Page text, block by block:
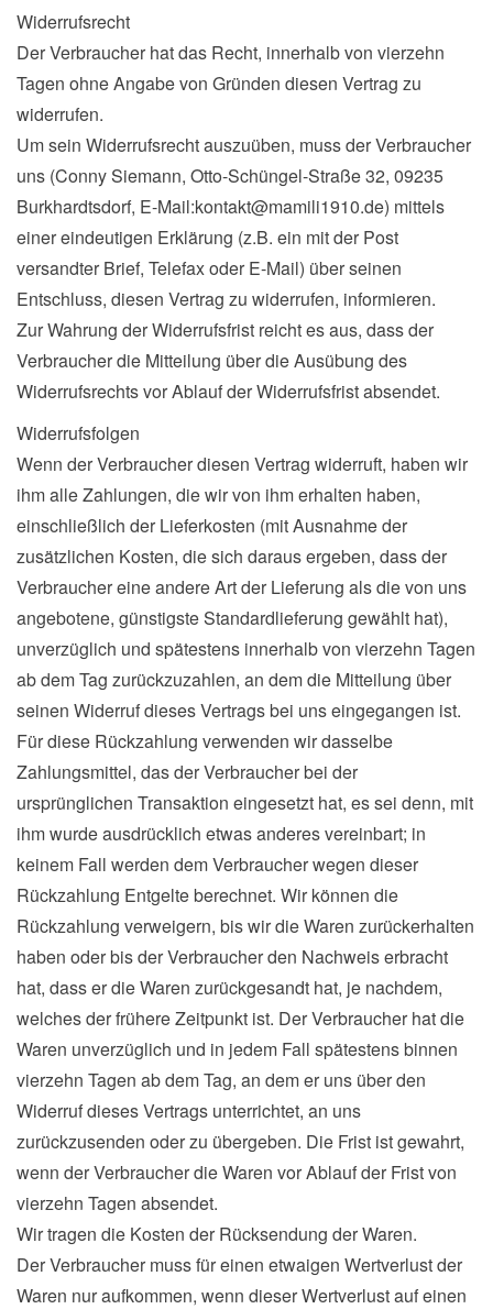
a
v
g
a
t
n
Widerrufsrecht
Der Verbraucher hat das Recht, innerhalb von vierzehn
Tagen ohne Angabe von Gründen diesen Vertrag zu
widerrufen.
Um sein Widerrufsrecht auszuüben, muss der Verbraucher
uns (Conny Siemann, Otto-Schüngel-Straße 32, 09235
Burkhardtsdorf, E-Mail:kontakt@mamili1910.de) mittels
einer eindeutigen Erklärung (z.B. ein mit der Post
versandter Brief, Telefax oder E-Mail) über seinen
Entschluss, diesen Vertrag zu widerrufen, informieren.
Zur Wahrung der Widerrufsfrist reicht es aus, dass der
Verbraucher die Mitteilung über die Ausübung des
Widerrufsrechts vor Ablauf der Widerrufsfrist absendet.
Widerrufsfolgen
Wenn der Verbraucher diesen Vertrag widerruft, haben wir
ihm alle Zahlungen, die wir von ihm erhalten haben,
einschließlich der Lieferkosten (mit Ausnahme der
zusätzlichen Kosten, die sich daraus ergeben, dass der
Verbraucher eine andere Art der Lieferung als die von uns
angebotene, günstigste Standardlieferung gewählt hat),
unverzüglich und spätestens innerhalb von vierzehn Tagen
ab dem Tag zurückzuzahlen, an dem die Mitteilung über
seinen Widerruf dieses Vertrags bei uns eingegangen ist.
Für diese Rückzahlung verwenden wir dasselbe
Zahlungsmittel, das der Verbraucher bei der
ursprünglichen Transaktion eingesetzt hat, es sei denn, mit
ihm wurde ausdrücklich etwas anderes vereinbart; in
keinem Fall werden dem Verbraucher wegen dieser
Rückzahlung Entgelte berechnet. Wir können die
Rückzahlung verweigern, bis wir die Waren zurückerhalten
haben oder bis der Verbraucher den Nachweis erbracht
hat, dass er die Waren zurückgesandt hat, je nachdem,
welches der frühere Zeitpunkt ist. Der Verbraucher hat die
Waren unverzüglich und in jedem Fall spätestens binnen
vierzehn Tagen ab dem Tag, an dem er uns über den
Widerruf dieses Vertrags unterrichtet, an uns
zurückzusenden oder zu übergeben. Die Frist ist gewahrt,
wenn der Verbraucher die Waren vor Ablauf der Frist von
vierzehn Tagen absendet.
Wir tragen die Kosten der Rücksendung der Waren.
Der Verbraucher muss für einen etwaigen Wertverlust der
Waren nur aufkommen, wenn dieser Wertverlust auf einen